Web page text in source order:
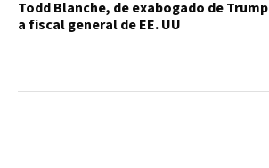
Todd Blanche, de exabogado de Trump
a fiscal general de EE. UU